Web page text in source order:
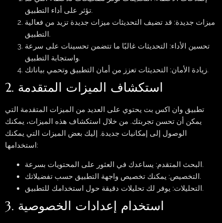
تؤثر على أداء التطبيق.
ميزات جديدة: قد تضيف التحديثات ميزات جديدة تزيد من فعالية
التطبيق.
تحسين الأداء: التحديثات غالبًا ما تتضمن تحسينات على سرعة
واستجابة التطبيق.
زيادة الأمان: التحديثات تعزز من أمان التطبيق وتحمي بياناتك.
2. استكشاف الميزات المتقدمة
تطبيق وان اكس بت يحتوي على العديد من الميزات المتقدمة التي
يمكن أن تحسن تجربتك. من خلال استكشاف هذه الميزات، يمكنك
الوصول إلى إمكانيات جديدة. إليك بعض الميزات التي يمكنك
استخدامها:
البحث المتقدم: يساعدك في العثور على المحتويات بسرعة.
التخصيص: يمكنك تخصيص واجهة التطبيق حسب تفضيلاتك.
التحليلات: يوفر لك تحليلات دقيقة حول استخدامك للتطبيق.
3. استخدام إعدادات الخصوصية